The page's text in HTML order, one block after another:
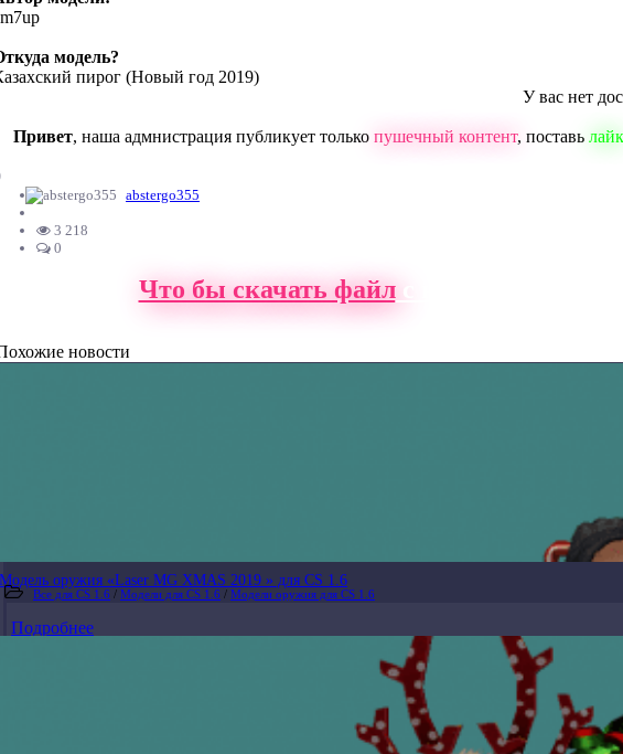
модель?
пирог (Новый год 2019)
У вас нет
Привет, наша адмнистрация публикует только пушечный контент, поставь лайк
abstergo355
3 218
0
Что бы скачать файлс нашего сайта,
новости
Модель оружия «Laser MG XMAS 2019 » для CS 1.6
Все для CS 1.6 / Модели для CS 1.6 / Модели оружия для CS 1.6
Подробнее